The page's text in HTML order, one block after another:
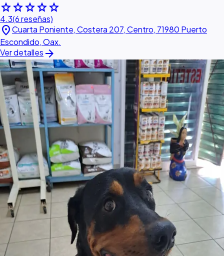
starstarstarstarstar
4.3(6 reseñas)
location_onCuarta Poniente, Costera 207, Centro, 71980 Puerto
Escondido, Oax.
Ver detalles arrow_forward